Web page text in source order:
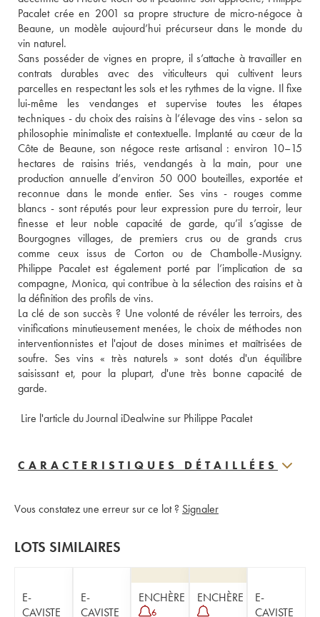
Pacalet crée en 2001 sa propre structure de micro-négoce à
Beaune, un modèle aujourd’hui précurseur dans le monde du
vin naturel.
Sans posséder de vignes en propre, il s’attache à travailler en
contrats durables avec des viticulteurs qui cultivent leurs
parcelles en respectant les sols et les rythmes de la vigne. Il fixe
lui-même les vendanges et supervise toutes les étapes
techniques - du choix des raisins à l’élevage des vins - selon sa
philosophie minimaliste et contextuelle. Implanté au cœur de la
Côte de Beaune, son négoce reste artisanal : environ 10–15
hectares de raisins triés, vendangés à la main, pour une
production annuelle d’environ 50 000 bouteilles, exportée et
reconnue dans le monde entier. Ses vins - rouges comme
blancs - sont réputés pour leur expression pure du terroir, leur
finesse et leur noble capacité de garde, qu’il s’agisse de
Bourgognes villages, de premiers crus ou de grands crus
comme ceux issus de Corton ou de Chambolle-Musigny.
Philippe Pacalet est également porté par l’implication de sa
compagne, Monica, qui contribue à la sélection des raisins et à
la définition des profils de vins.
La clé de son succès ? Une volonté de révéler les terroirs, des
vinifications minutieusement menées, le choix de méthodes non
interventionnistes et l'ajout de doses minimes et maîtrisées de
soufre. Ses vins « très naturels » sont dotés d'un équilibre
saisissant et, pour la plupart, d'une très bonne capacité de
garde.
Lire l'article du Journal iDealwine sur Philippe Pacalet
CARACTERISTIQUES DÉTAILLÉES
Vous constatez une erreur sur ce lot ? Signaler
LOTS SIMILAIRES
E-
CAVISTE
E-
CAVISTE
ENCHÈRE
6
ENCHÈRE
E-
CAVISTE